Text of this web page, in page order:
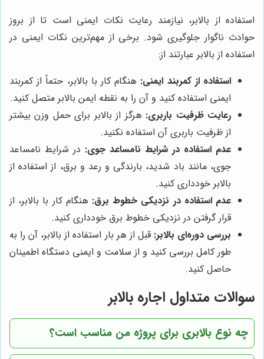
استفاده از بالابر، نیازمند رعایت نکات ایمنی است تا از بروز
حوادث ناگوار جلوگیری شود. برخی از مهم‌ترین نکات ایمنی در
استفاده از بالابر عبارتند از:
استفاده از کمربند ایمنی: هنگام کار با بالابر، حتماً از کمربند
ایمنی استفاده کنید و آن را به نقطه ایمن بالابر متصل کنید.
رعایت ظرفیت باربری: هرگز از بالابر برای حمل وزن بیشتر
از ظرفیت باربری آن استفاده نکنید.
عدم استفاده در شرایط نامساعد جوی: در شرایط نامساعد
جوی، مانند باد شدید، بارندگی و رعد و برق، از استفاده از
بالابر خودداری کنید.
عدم استفاده در نزدیکی خطوط برق: هنگام کار با بالابر، از
قرار گرفتن در نزدیکی خطوط برق خودداری کنید.
بررسی دوره‌ای بالابر: قبل از هر بار استفاده از بالابر، آن را به
طور کامل بررسی کنید و از سلامت و ایمنی دستگاه اطمینان
حاصل کنید.
سوالات متداول اجاره بالابر
چه نوع بالابری برای پروژه من مناسب است؟